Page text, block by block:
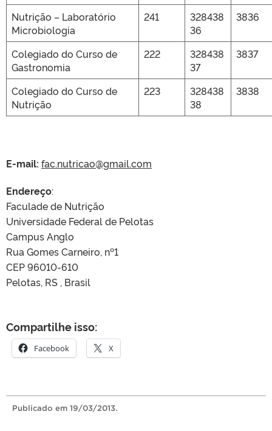
Nutrição – Laboratório
Microbiologia
241
328438
36
3836
Colegiado do Curso de
Gastronomia
222
328438
37
3837
Colegiado do Curso de
Nutrição
223
328438
38
3838
E-mail: fac.nutricao@gmail.com
Endereço:
Faculade de Nutrição
Universidade Federal de Pelotas
Campus Anglo
Rua Gomes Carneiro, nº1
CEP 96010-610
Pelotas, RS , Brasil
Compartilhe isso:
Facebook X
Publicado em 19/03/2013.